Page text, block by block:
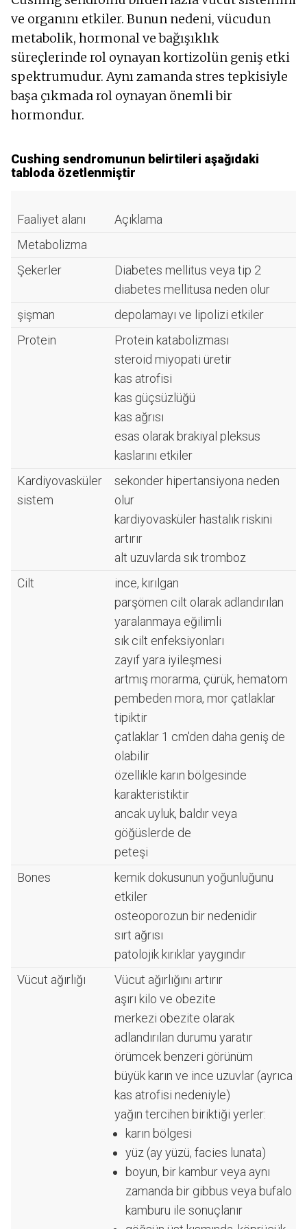
ve organını etkiler. Bunun nedeni, vücudun
metabolik, hormonal ve bağışıklık
süreçlerinde rol oynayan kortizolün geniş etki
spektrumudur. Aynı zamanda stres tepkisiyle
başa çıkmada rol oynayan önemli bir
hormondur.
Cushing sendromunun belirtileri aşağıdaki
tabloda özetlenmiştir
Faaliyet alanı
Açıklama
Metabolizma
Şekerler
Diabetes mellitus veya tip 2
diabetes mellitusa neden olur
şişman
depolamayı ve lipolizi etkiler
Protein
Protein katabolizması
steroid miyopati üretir
kas atrofisi
kas güçsüzlüğü
kas ağrısı
esas olarak brakiyal pleksus
kaslarını etkiler
Kardiyovasküler
sistem
sekonder hipertansiyona neden
olur
kardiyovasküler hastalık riskini
artırır
alt uzuvlarda sık tromboz
Cilt
ince, kırılgan
parşömen cilt olarak adlandırılan
yaralanmaya eğilimli
sık cilt enfeksiyonları
zayıf yara iyileşmesi
artmış morarma, çürük, hematom
pembeden mora, mor çatlaklar
tipiktir
çatlaklar 1 cm'den daha geniş de
olabilir
özellikle karın bölgesinde
karakteristiktir
ancak uyluk, baldır veya
göğüslerde de
peteşi
Bones
kemik dokusunun yoğunluğunu
etkiler
osteoporozun bir nedenidir
sırt ağrısı
patolojik kırıklar yaygındır
Vücut ağırlığı
Vücut ağırlığını artırır
aşırı kilo ve obezite
merkezi obezite olarak
adlandırılan durumu yaratır
örümcek benzeri görünüm
büyük karın ve ince uzuvlar (ayrıca
kas atrofisi nedeniyle)
yağın tercihen biriktiği yerler:
karın bölgesi
yüz (ay yüzü, facies lunata)
boyun, bir kambur veya aynı
zamanda bir gibbus veya bufalo
kamburu ile sonuçlanır